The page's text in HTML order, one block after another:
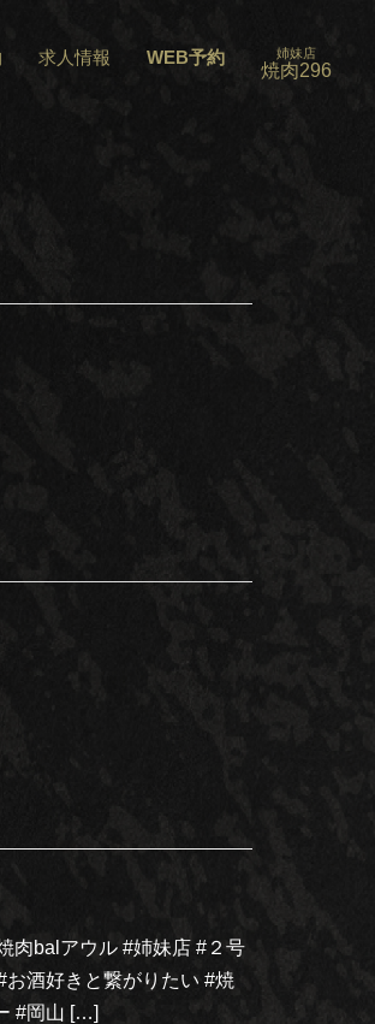
求人情報 WEB予約 姉妹店
焼肉296
肉balアウル #姉妹店 #２号
酒好きと繋がりたい #焼
#岡山 […]